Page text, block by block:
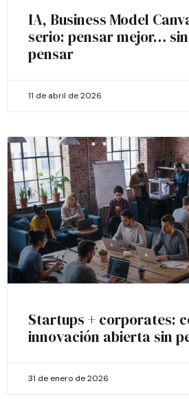
IA, Business Model
serio: pensar mejor…
pensar
11 de abril de 2026
Startups + corporates:
innovación abierta sin
31 de enero de 2026